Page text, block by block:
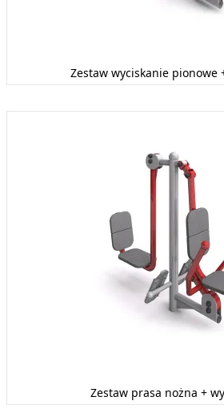
Zestaw wyciskanie pionowe
Zestaw prasa nożna +